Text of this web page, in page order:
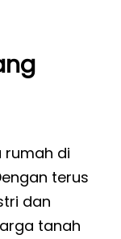
rumah di
terus
dan
tanah